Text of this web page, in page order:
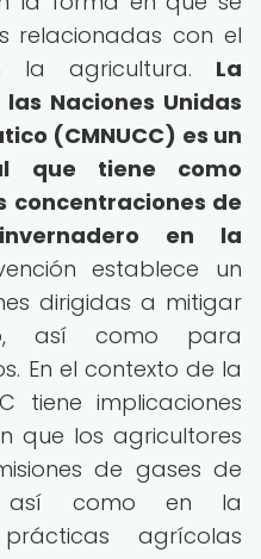
relacionadas con el
la agricultura. La
Naciones Unidas
(CMNUCC) es un
que tiene como
concentraciones de
en la
establece un
dirigidas a mitigar
así como para
En el contexto de la
tiene implicaciones
que los agricultores
de gases de
así como en la
agrícolas